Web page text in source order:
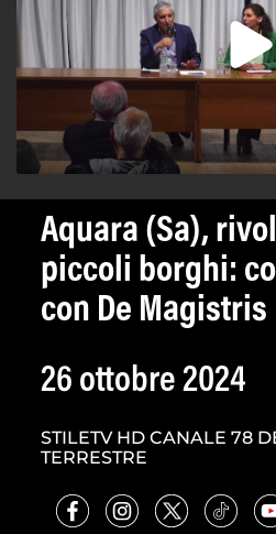
Aquara (Sa),
piccoli borghi:
con De Magistris
26 ottobre 2024
STILETV HD CANALE 78
TERRESTRE